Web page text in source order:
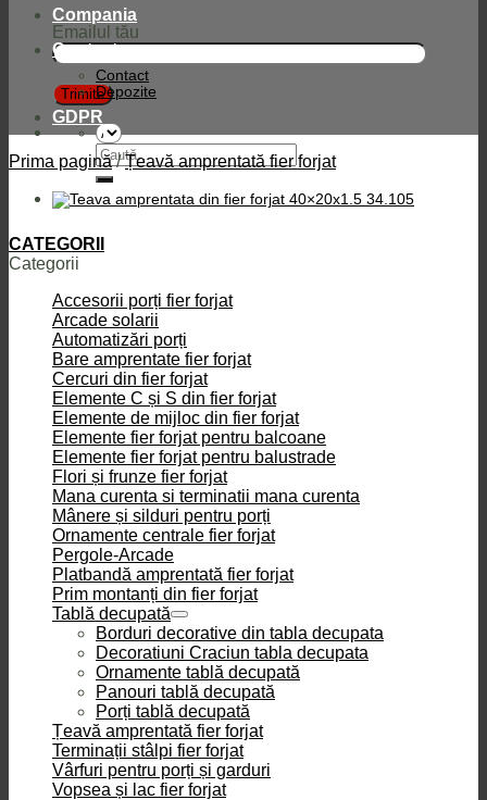
Emailul tău
Caută
după:
Compania
Contact
Contact
Depozite
GDPR
Prima pagină / Țeavă amprentată fier forjat
CATEGORII
Categorii
Accesorii porți fier forjat
Arcade solarii
Automatizări porți
Bare amprentate fier forjat
Cercuri din fier forjat
Elemente C și S din fier forjat
Elemente de mijloc din fier forjat
Elemente fier forjat pentru balcoane
Elemente fier forjat pentru balustrade
Flori și frunze fier forjat
Mana curenta si terminatii mana curenta
Mânere și silduri pentru porți
Ornamente centrale fier forjat
Pergole-Arcade
Platbandă amprentată fier forjat
Prim montanți din fier forjat
Tablă decupată
Borduri decorative din tabla decupata
Decoratiuni Craciun tabla decupata
Ornamente tablă decupată
Panouri tablă decupată
Porți tablă decupată
Țeavă amprentată fier forjat
Terminații stâlpi fier forjat
Vârfuri pentru porți și garduri
Vopsea și lac fier forjat